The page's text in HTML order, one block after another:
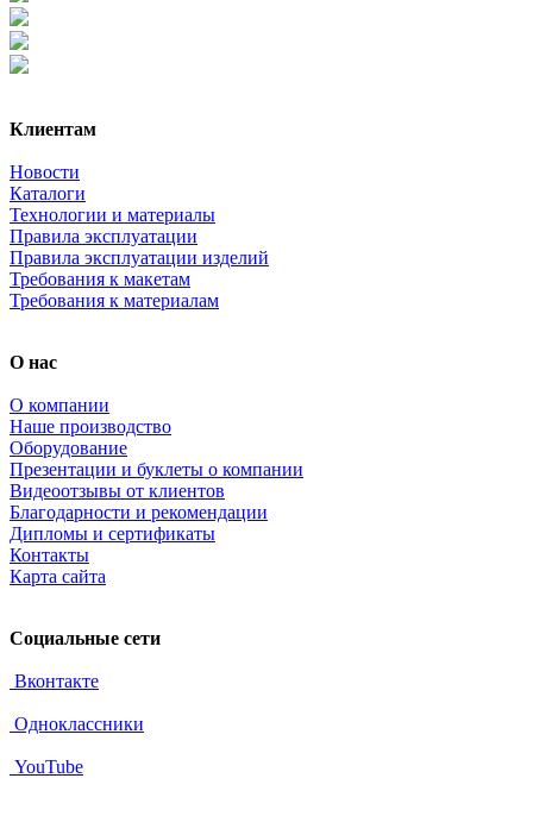
Клиентам
Новости
Каталоги
Технологии и материалы
Правила эксплуатации
Правила эксплуатации изделий
Требования к макетам
Требования к материалам
О нас
О компании
Наше производство
Оборудование
Презентации и буклеты о компании
Видеоотзывы от клиентов
Благодарности и рекомендации
Дипломы и сертификаты
Контакты
Карта сайта
Социальные сети
Вконтакте
Одноклассники
YouTube